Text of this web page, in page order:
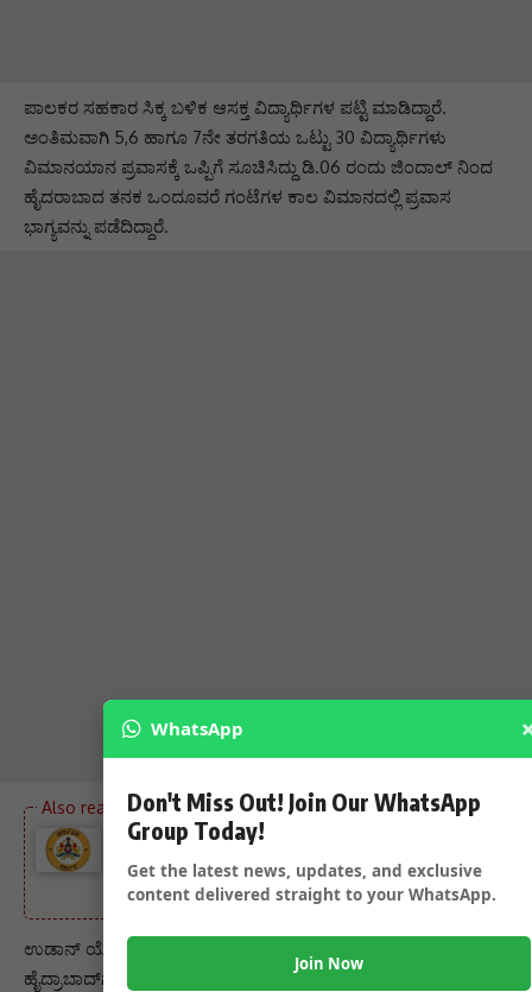
ಪಾಲಕರ ಸಹಕಾರ ಸಿಕ್ಕ ಬಳಿಕ ಆಸಕ್ತ ವಿದ್ಯಾರ್ಥಿಗಳ ಪಟ್ಟಿ ಮಾಡಿದ್ದಾರೆ.
ಅಂತಿಮವಾಗಿ 5,6 ಹಾಗೂ 7ನೇ ತರಗತಿಯ ಒಟ್ಟು 30 ವಿದ್ಯಾರ್ಥಿಗಳು
ವಿಮಾನಯಾನ ಪ್ರವಾಸಕ್ಕೆ ಒಪ್ಪಿಗೆ ಸೂಚಿಸಿದ್ದು ಡಿ.06 ರಂದು ಜಿಂದಾಲ್‌ ನಿಂದ
ಹೈದರಾಬಾದ ತನಕ ಒಂದೂವರೆ ಗಂಟೆಗಳ ಕಾಲ ವಿಮಾನದಲ್ಲಿ ಪ್ರವಾಸ
ಭಾಗ್ಯವನ್ನು ಪಡೆದಿದ್ದಾರೆ.
ಸಚಿವರಿಗೆ ಜವಾಬ್ದಾರಿ ಹಂಚಿಕೆ ಮಾಡಿದ CM – ಸಚಿವ ಸಂಪುಟ
ವಿಸ್ತರಣೆ ಬೆನ್ನಲ್ಲೇ ಸಚಿವರಿಗೆ ಮಹತ್ವದ ಜವಾಬ್ದಾರಿ ನೀಡಿದ
CM…..
ಉಡಾನ್‌ ಯೋಜನೆಯಡಿ ರಿಯಾಯತಿ ಪ್ರಸ್ತುತ ಸಾಮಾನ್ಯ ವ್ಯಕ್ತಿಗಳು ಜಿಂದಾಲ್‌-
ಹೈದ್ರಾಬಾದ್‌ಗೆ ವಿಮಾನದಲ್ಲಿ ಪ್ರವಾಸ ಮಾಡಬೇಕೆಂದರೆ ವಿಮಾನದಲ್ಲಿ ಓರ್ವ
WhatsApp
Don't Miss Out! Join Our WhatsApp
Group Today!
Get the latest news, updates, and exclusive
content delivered straight to your WhatsApp.
Join Now